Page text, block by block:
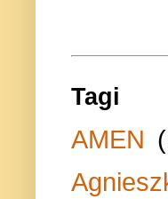
Tagi
AMEN